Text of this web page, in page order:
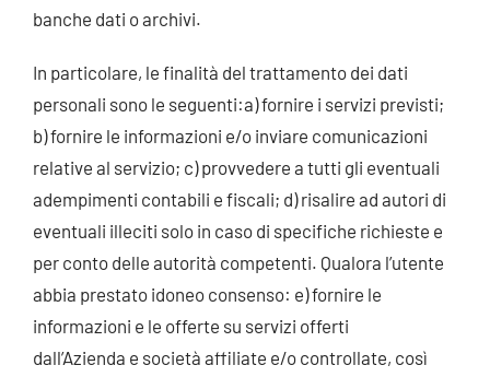
banche dati o archivi.
In particolare, le finalità del trattamento dei dati
personali sono le seguenti:a) fornire i servizi previsti;
b) fornire le informazioni e/o inviare comunicazioni
relative al servizio; c) provvedere a tutti gli eventuali
adempimenti contabili e fiscali; d) risalire ad autori di
eventuali illeciti solo in caso di specifiche richieste e
per conto delle autorità competenti. Qualora l’utente
abbia prestato idoneo consenso: e) fornire le
informazioni e le offerte su servizi offerti
dall’Azienda e società affiliate e/o controllate, così